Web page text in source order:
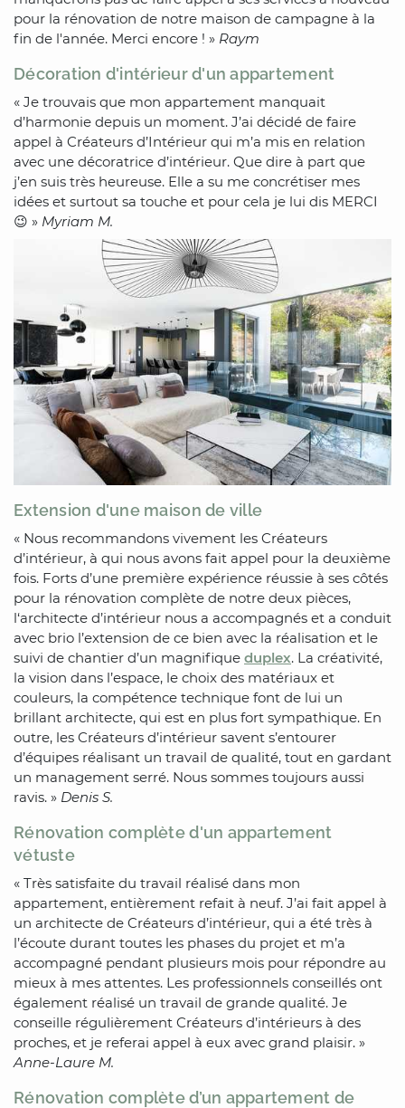
pour la rénovation de notre maison de campagne à la
fin de l'année. Merci encore ! » Raym
Décoration d'intérieur d'un appartement
« Je trouvais que mon appartement manquait
d’harmonie depuis un moment. J’ai décidé de faire
appel à Créateurs d’Intérieur qui m’a mis en relation
avec une décoratrice d’intérieur. Que dire à part que
j’en suis très heureuse. Elle a su me concrétiser mes
idées et surtout sa touche et pour cela je lui dis MERCI
😉 » Myriam M.
Extension d'une maison de ville
« Nous recommandons vivement les Créateurs
d’intérieur, à qui nous avons fait appel pour la deuxième
fois. Forts d’une première expérience réussie à ses côtés
pour la rénovation complète de notre deux pièces,
l‘architecte d’intérieur nous a accompagnés et a conduit
avec brio l’extension de ce bien avec la réalisation et le
suivi de chantier d’un magnifique duplex. La créativité,
la vision dans l’espace, le choix des matériaux et
couleurs, la compétence technique font de lui un
brillant architecte, qui est en plus fort sympathique. En
outre, les Créateurs d’intérieur savent s’entourer
d’équipes réalisant un travail de qualité, tout en gardant
un management serré. Nous sommes toujours aussi
ravis. » Denis S.
Rénovation complète d'un appartement
vétuste
« Très satisfaite du travail réalisé dans mon
appartement, entièrement refait à neuf. J’ai fait appel à
un architecte de Créateurs d’intérieur, qui a été très à
l’écoute durant toutes les phases du projet et m’a
accompagné pendant plusieurs mois pour répondre au
mieux à mes attentes. Les professionnels conseillés ont
également réalisé un travail de grande qualité. Je
conseille régulièrement Créateurs d’intérieurs à des
proches, et je referai appel à eux avec grand plaisir. »
Anne-Laure M.
Rénovation complète d’un appartement de